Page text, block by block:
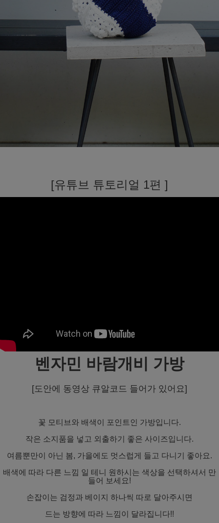
[유튜브 튜토리얼 1편 ]
벤자민 바람개비 가방
[도안에 동영상 큐알코드 들어가 있어요]
꽃 모티브와 배색이 포인트인 가방입니다.
작은 소지품을 넣고 외출하기 좋은 사이즈입니다.
여름뿐만이 아닌 봄, 가을에도 멋스럽게 들고 다니기 좋아요.
배색에 따라 다른 느낌 일 테니 원하시는 색상을 선택하셔서 만
들어 보세요!
손잡이는 검정과 베이지 하나씩 따로 달아주시면
드는 방향에 따라 느낌이 달라집니다!!